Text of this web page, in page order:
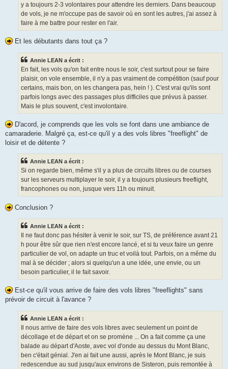
y a toujours 2-3 volontaires pour attendre les derniers. Dans beaucoup
de vols, je ne m'occupe pas de savoir où en sont les autres, j'ai assez à
faire à me battre pour rester en l'air.
Et les débutants dans tout ça ?
Annie LEAN a écrit :
En fait, les vols qu'on fait entre nous le soir, c'est surtout pour se faire
plaisir, on vole ensemble, il n'y a pas vraiment de compétition (sauf pour
certains, mais bon, on les changera pas, hein ! ). C'est vrai qu'ils sont
parfois longs avec des passages plus difficiles que prévus à passer.
Mais le plus souvent, c'est involontaire.
D'acord, je comprends que les vols se font dans une ambiance de
camaraderie. Malgré ça, est-ce qu'il y a des vols libres "freeflight" de
loisir et de détente ?
Annie LEAN a écrit :
Si on regarde bien, même s'il y a plus de circuits libres ou de courses
sur les serveurs multiplayer le soir, il y a toujours plusieurs freeflight,
francophones ou non, jusque vers 11h ou minuit.
Conclusion ?
Annie LEAN a écrit :
Il ne faut donc pas hésiter à venir le soir, sur TS, de préférence avant 21
h pour être sûr que rien n'est encore lancé, et si tu veux faire un genre
particulier de vol, on adapte un truc et voilà tout. Parfois, on a même du
mal à se décider ; alors si quelqu'un a une idée, une envie, ou un
besoin particulier, il le fait savoir.
Est-ce qu'il vous arrive de faire des vols libres "freeflights" sans
prévoir de circuit à l'avance ?
Annie LEAN a écrit :
Il nous arrive de faire des vols libres avec seulement un point de
décollage et de départ et on se promène ... On a fait comme ça une
balade au départ d'Aoste, avec vol d'onde au dessus du Mont Blanc,
ben c'était génial. J'en ai fait une aussi, après le Mont Blanc, je suis
redescendue au sud jusqu'aux environs de Sisteron, puis remontée à